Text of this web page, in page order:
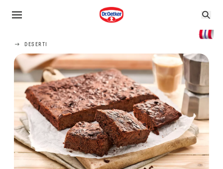
DESERTI